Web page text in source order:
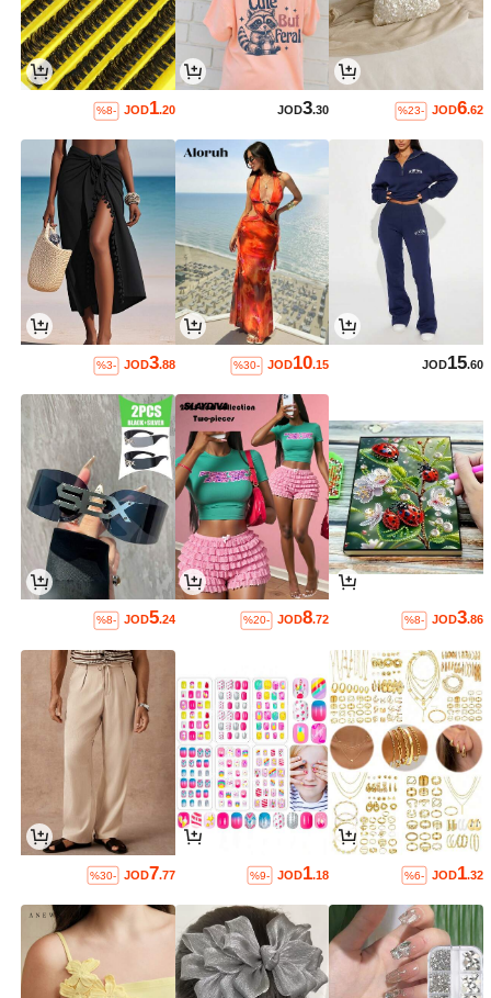
JOD6.62
%23-
JOD3.30
JOD1.20
%8-
JOD15.60
JOD10.15
%30-
JOD3.88
%3-
JOD3.86
%8-
JOD8.72
%20-
JOD5.24
%8-
JOD1.32
%6-
JOD1.18
%9-
JOD7.77
%30-